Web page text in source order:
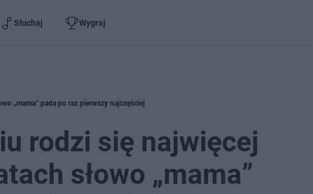
Słuchaj Wygraj
„mama” pada po raz pierwszy najczęściej
rodzi się najwięcej
słowo „mama”